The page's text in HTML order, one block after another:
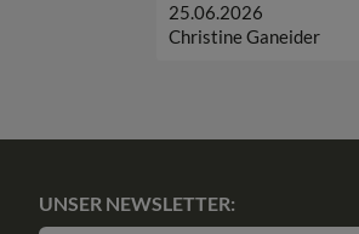
25.06.2026
Christine Ganeider
UNSER NEWSLETTER: